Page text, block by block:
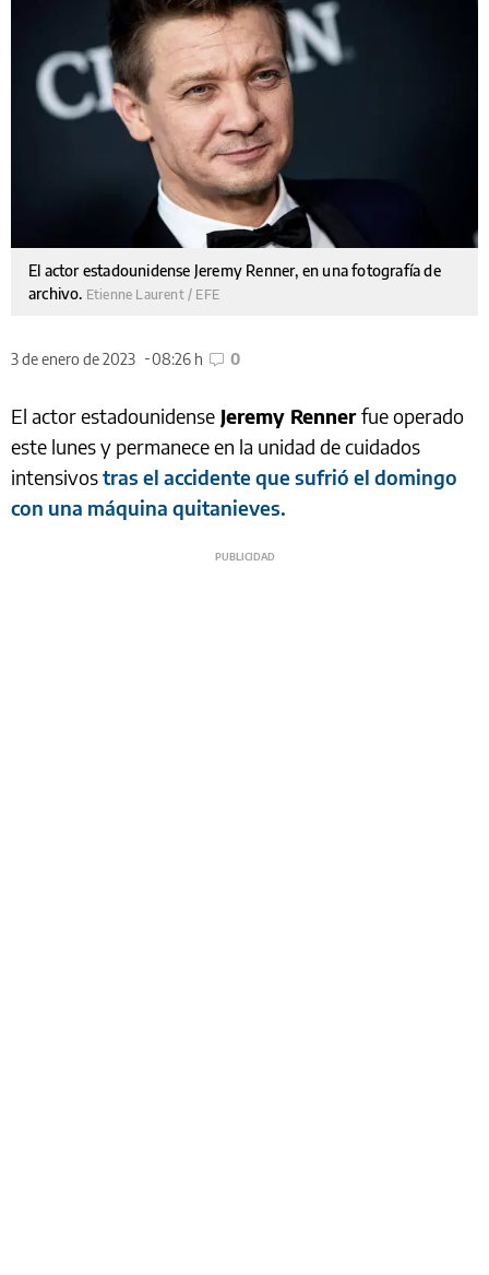
El actor estadounidense Jeremy Renner, en una fotografía de
archivo. Etienne Laurent / EFE
3 de enero de 2023 08:26 h 0
El actor estadounidense Jeremy Rennerfue operado
este lunes y permanece en la unidad de cuidados
intensivostras el accidente que sufrió el domingo
con una máquina quitanieves.